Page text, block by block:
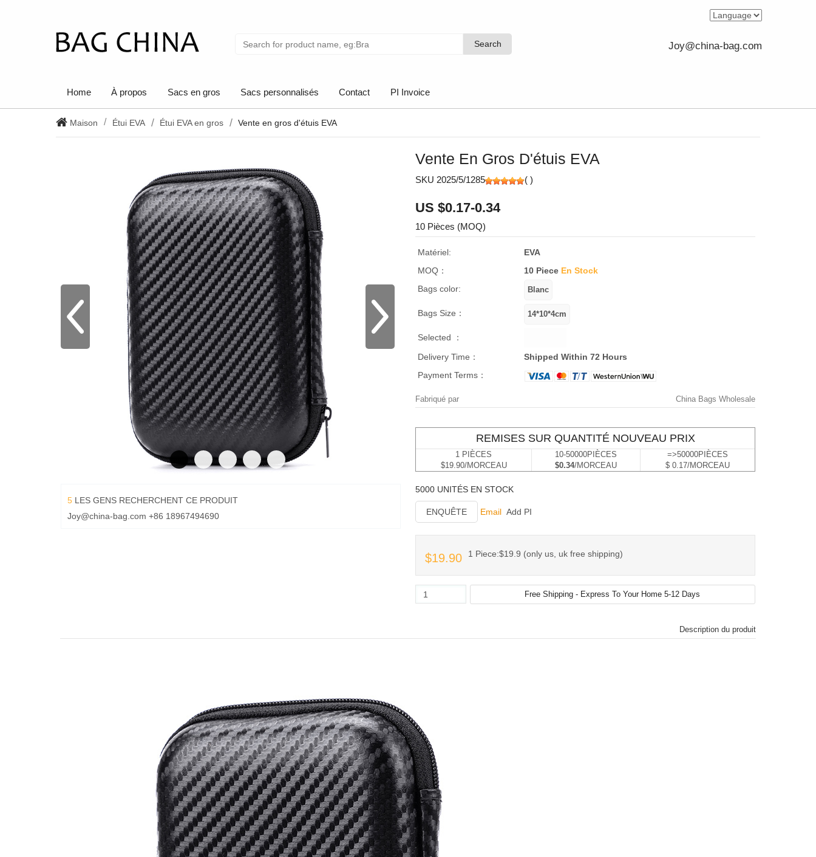
Search
Search Joy@china-bag.com
Home À propos Sacs en gros Sacs personnalisés Contact PI Invoice
Maison Étui EVA Étui EVA en gros Vente en gros d'étuis EVA
5 LES GENS RECHERCHENT CE PRODUIT
Joy@china-bag.com +86 18967494690
Vente En Gros D'étuis EVA
SKU 2025/5/1285 ( )
US $0.17-0.34
10 Pièces (MOQ)
Matériel:
EVA
MOQ：
10 Piece En Stock
Bags color:
Bags Size：
Selected ：
Delivery Time：
Shipped Within 72 Hours
Payment Terms：
Fabriqué par China Bags Wholesale
REMISES SUR QUANTITÉ NOUVEAU PRIX
1 PIÈCES
$19.90/MORCEAU
10-50000PIÈCES
$0.34/MORCEAU
=>50000PIÈCES
$ 0.17/MORCEAU
5000 UNITÉS EN STOCK
ENQUÊTE Email Add PI
$19.90 1 Piece:$19.9 (only us, uk free shipping)
Description du produit